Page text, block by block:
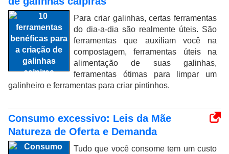
Para criar galinhas, certas ferramentas
do dia-a-dia são realmente úteis. São
ferramentas que auxiliam você na
compostagem, ferramentas úteis na
alimentação de suas galinhas,
ferramentas ótimas para limpar um
galinheiro e ferramentas para criar pintinhos.
Consumo excessivo: Leis da Mãe
Natureza de Oferta e Demanda
Tudo que você consome tem um custo